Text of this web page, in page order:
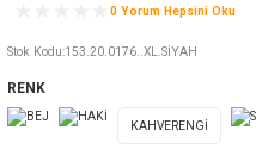
0 Yorum Hepsini Oku
Stok Kodu:153.20.0176..XL.SİYAH
RENK
KAHVERENGİ